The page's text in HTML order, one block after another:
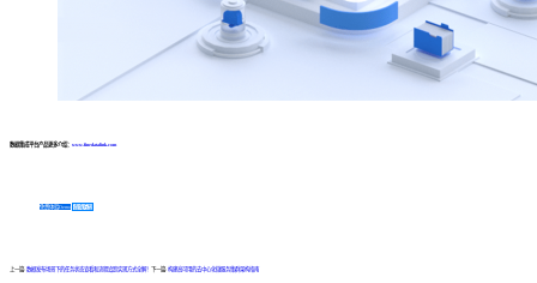
数据集成平台产品更多介绍： www.finedatalink.com
免费体验Demo 咨询方案
上一篇: 数据发布场景下的任务状态查看和流程追踪实现方式全解！ 下一篇: 构建高可用的去中心化微服务集群架构指南